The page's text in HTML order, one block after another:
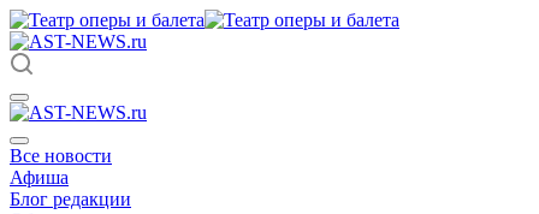
Все новости
Афиша
Блог редакции